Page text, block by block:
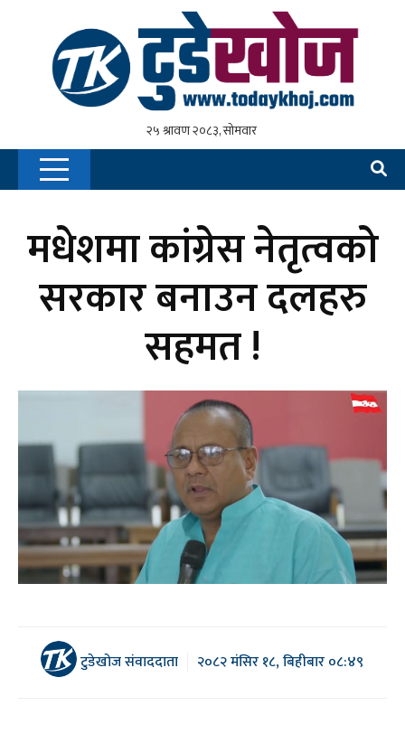
मधेशमा कांग्रेस नेतृत्वको
सरकार बनाउन दलहरु
सहमत !
टुडेखोज संवाददाता २०८२ मंसिर १८, बिहीबार ०८:४९